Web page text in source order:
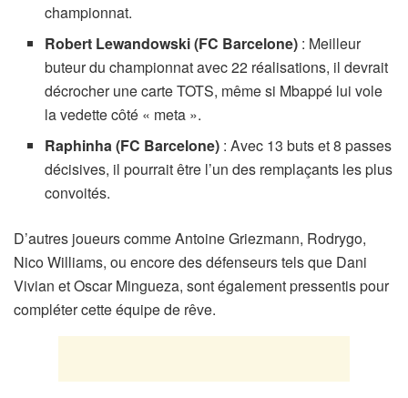
championnat.
Robert Lewandowski (FC Barcelone) : Meilleur
buteur du championnat avec 22 réalisations, il devrait
décrocher une carte TOTS, même si Mbappé lui vole
la vedette côté « meta ».
Raphinha (FC Barcelone) : Avec 13 buts et 8 passes
décisives, il pourrait être l’un des remplaçants les plus
convoités.
D’autres joueurs comme Antoine Griezmann, Rodrygo,
Nico Williams, ou encore des défenseurs tels que Dani
Vivian et Oscar Mingueza, sont également pressentis pour
compléter cette équipe de rêve.